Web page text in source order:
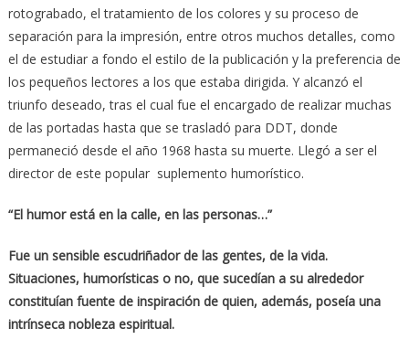
rotograbado, el tratamiento de los colores y su proceso de
separación para la impresión, entre otros muchos detalles, como
el de estudiar a fondo el estilo de la publicación y la preferencia de
los pequeños lectores a los que estaba dirigida. Y alcanzó el
triunfo deseado, tras el cual fue el encargado de realizar muchas
de las portadas hasta que se trasladó para DDT, donde
permaneció desde el año 1968 hasta su muerte. Llegó a ser el
director de este popular suplemento humorístico.
“El humor está en la calle, en las personas…”
Fue un sensible escudriñador de las gentes, de la vida.
Situaciones, humorísticas o no, que sucedían a su alrededor
constituían fuente de inspiración de quien, además, poseía una
intrínseca nobleza espiritual.